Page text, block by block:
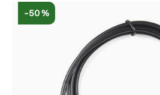
-50 %